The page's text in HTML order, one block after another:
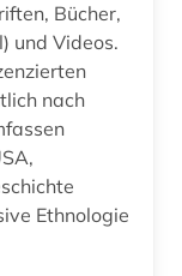
Bücher,
und Videos.
nach
Ethnologie